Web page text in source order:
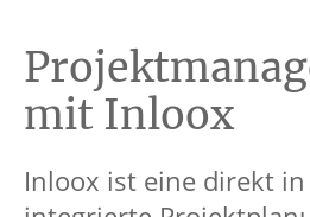
mit Inloox
Inloox ist eine direkt